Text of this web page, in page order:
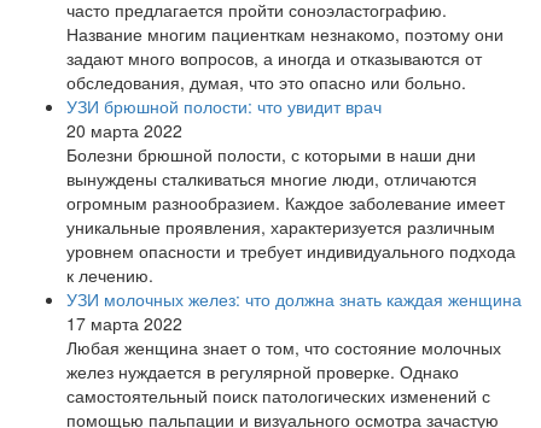
часто предлагается пройти соноэластографию.
Название многим пациенткам незнакомо, поэтому они
задают много вопросов, а иногда и отказываются от
обследования, думая, что это опасно или больно.
УЗИ брюшной полости: что увидит врач
20 марта 2022
Болезни брюшной полости, с которыми в наши дни
вынуждены сталкиваться многие люди, отличаются
огромным разнообразием. Каждое заболевание имеет
уникальные проявления, характеризуется различным
уровнем опасности и требует индивидуального подхода
к лечению.
УЗИ молочных желез: что должна знать каждая женщина
17 марта 2022
Любая женщина знает о том, что состояние молочных
желез нуждается в регулярной проверке. Однако
самостоятельный поиск патологических изменений с
помощью пальпации и визуального осмотра зачастую